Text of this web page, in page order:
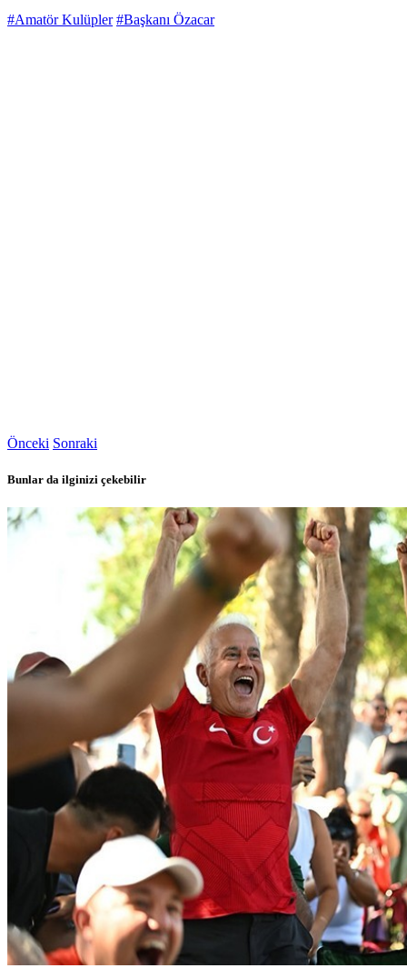
#Amatör Kulüpler #Başkanı Özacar
Önceki Sonraki
Bunlar da ilginizi çekebilir